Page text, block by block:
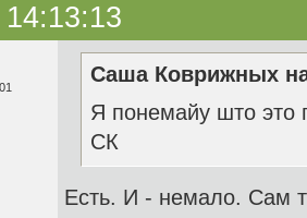
Саша Коврижных
Я понемайу што это
СК
Есть. И - немало. Сам